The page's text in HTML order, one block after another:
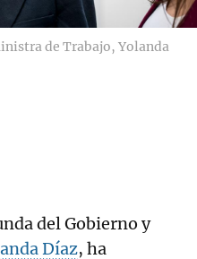
de Trabajo, Yolanda
del Gobierno y
Díaz, ha